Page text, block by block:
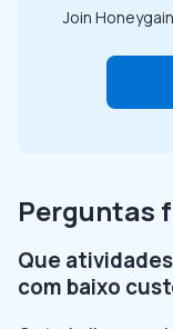
Join
Perguntas
Que
com baixo